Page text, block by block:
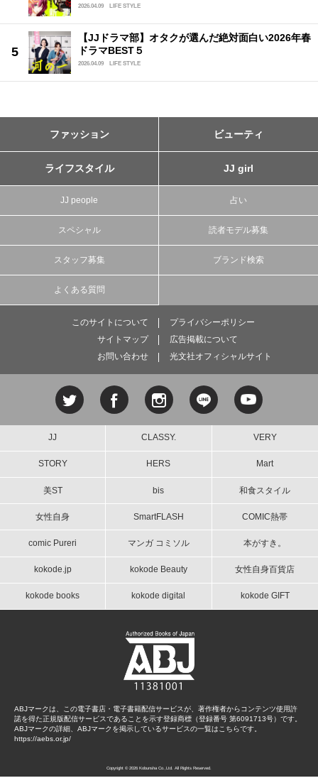
2026.04.09 LIFE STYLE
【JJドラマ部】オタクが選んだ絶対面白い2026年春
ドラマBEST５
2026.04.09 LIFE STYLE
ファッション ビューティ
ライフスタイル JJ girl
JJ people 占い
スペシャル 読者モデル募集
スタッフ募集 ブランド検索
よくある質問
このサイトについて
プライバシーポリシー
サイトマップ
広告掲載について
お問い合わせ
光文社オフィシャルサイト
JJ CLASSY. VERY
STORY HERS Mart
美ST bis 和食スタイル
女性自身 SmartFLASH COMIC熱帯
comic Pureri マンガ コミソル 本がすき。
kokode.jp kokode Beauty 女性自身百貨店
kokode books kokode digital kokode GIFT
ABJマークは、この電子書店・電子書籍配信サービスが、著作権者からコンテンツ使用許
諾を得た正規版配信サービスであることを示す登録商標（登録番号 第6091713号）です。
ABJマークの詳細、ABJマークを掲示しているサービスの一覧はこちらです。
https://aebs.or.jp/
Copyright © 2026 Kobunsha Co.,Ltd. All Rights Reserved.